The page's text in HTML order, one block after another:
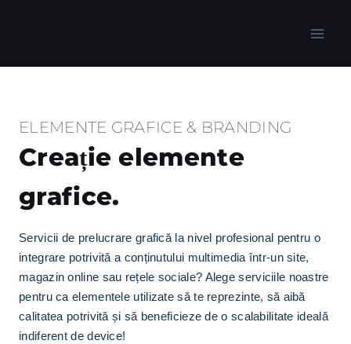
ELEMENTE GRAFICE & BRANDING
Creație elemente
grafice.
Servicii de prelucrare grafică la nivel profesional pentru o
integrare potrivită a conținutului multimedia într-un site,
magazin online sau rețele sociale? Alege serviciile noastre
pentru ca elementele utilizate să te reprezinte, să aibă
calitatea potrivită și să beneficieze de o scalabilitate ideală
indiferent de device!